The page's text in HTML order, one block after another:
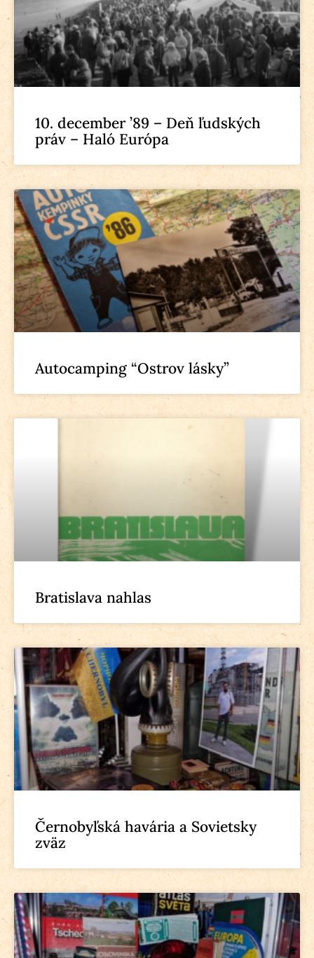
10. december ’89 – Deň ľudských
práv – Haló Európa
Autocamping “Ostrov lásky”
Bratislava nahlas
Černobyľská havária a Sovietsky
zväz